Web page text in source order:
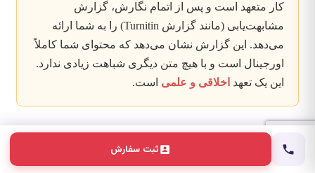
ثبت سفارش
کار متعهد است و پس از اتمام نگارش، گزارش
مشابهت‌یابی (مانند گزارش Turnitin) را به شما ارائه
می‌دهد. این گزارش نشان می‌دهد که محتوای شما کاملاً
اورجینال است و با هیچ متن دیگری شباهت زیادی ندارد.
این یک تعهد اخلاقی و علمی است.
نتیجه‌گیری: انتخابی هوشمندانه